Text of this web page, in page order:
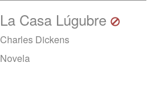
La Casa Lúgubre
Charles Dickens
Novela